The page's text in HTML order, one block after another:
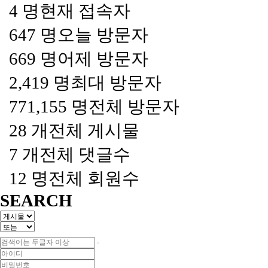
4 명현재 접속자
647 명 오늘 방문자
669 명어제 방문자
2,419 명최대 방문자
771,155 명전체 방문자
28 개 전체 게시물
7 개 전체 댓글수
12 명전체 회원수
SEARCH